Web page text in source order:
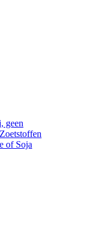
geen
of Soja